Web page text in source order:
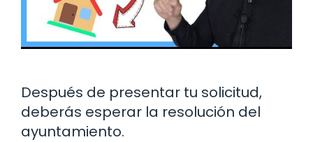
Después de presentar tu solicitud,
deberás esperar la resolución del
ayuntamiento.